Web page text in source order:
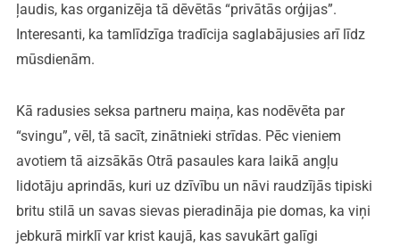
ļaudis, kas organizēja tā dēvētās “privātās orģijas”.
Interesanti, ka tamlīdzīga tradīcija saglabājusies arī līdz
mūsdienām.
Kā radusies seksa partneru maiņa, kas nodēvēta par
“svingu”, vēl, tā sacīt, zinātnieki strīdas. Pēc vieniem
avotiem tā aizsākās Otrā pasaules kara laikā angļu
lidotāju aprindās, kuri uz dzīvību un nāvi raudzījās tipiski
britu stilā un savas sievas pieradināja pie domas, ka viņi
jebkurā mirklī var krist kaujā, kas savukārt galīgi